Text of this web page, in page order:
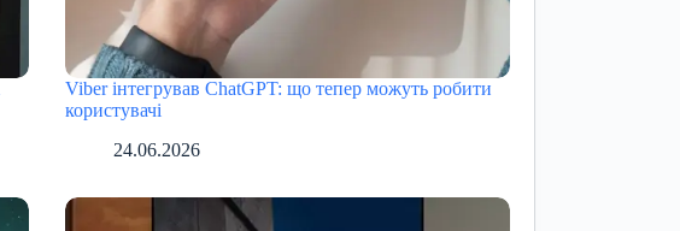
Viber інтегрував ChatGPT: що тепер можуть робити
користувачі
24.06.2026